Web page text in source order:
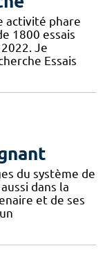
activité phare
1800 essais
Je
Essais
du système de
dans la
et de ses